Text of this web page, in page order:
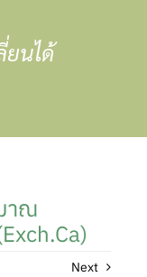
นได้
าณ
Next